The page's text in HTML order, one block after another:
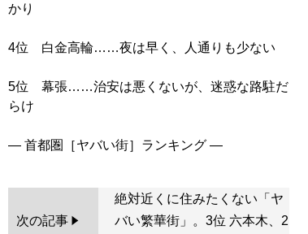
かり
4位 白金高輪……夜は早く、人通りも少ない
5位 幕張……治安は悪くないが、迷惑な路駐だ
らけ
次の記事
絶対近くに住みたくない「ヤ
バい繁華街」。3位 六本木、2